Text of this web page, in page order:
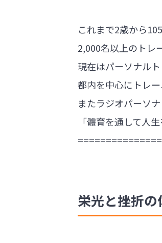
これまで2歳から
2,000名以上のトレ
現在はパーソナル
都内を中心にトレ
またラジオパーソ
「體育を通して人
栄光と挫折の